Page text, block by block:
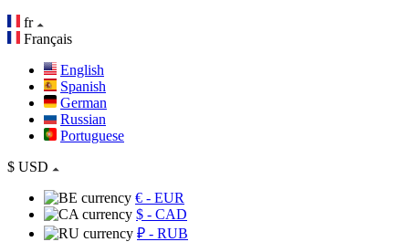
fr
Français
English
Spanish
German
Russian
Portuguese
$ USD
€ - EUR
$ - CAD
₽ - RUB